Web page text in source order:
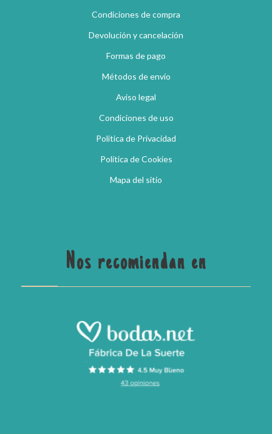
Condiciones de compra
Devolución y cancelación
Formas de pago
Métodos de envío
Aviso legal
Condiciones de uso
Política de Privacidad
Política de Cookies
Mapa del sitio
Nos recomiendan en